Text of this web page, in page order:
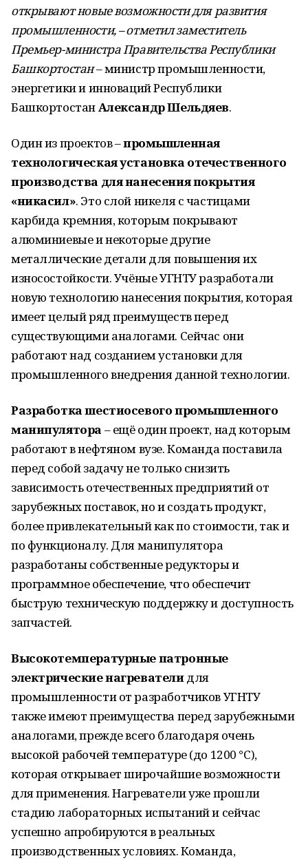
открывают новые возможности для развития
промышленности, – отметил заместитель
Премьер-министра Правительства Республики
Башкортостан– министр промышленности,
энергетики и инноваций Республики
БашкортостанАлександр Шельдяев.
Один из проектов –промышленная
технологическая установка отечественного
производства для нанесения покрытия
«никасил». Это слой никеля с частицами
карбида кремния, которым покрывают
алюминиевые и некоторые другие
металлические детали для повышения их
износостойкости. Учёные УГНТУ разработали
новую технологию нанесения покрытия, которая
имеет целый ряд преимуществ перед
существующими аналогами. Сейчас они
работают над созданием установки для
промышленного внедрения данной технологии.
Разработка шестиосевого промышленного
манипулятора – ещё один проект, над которым
работают в нефтяном вузе. Команда поставила
перед собой задачу не только снизить
зависимость отечественных предприятий от
зарубежных поставок, но и создать продукт,
более привлекательный как по стоимости, так и
по функционалу. Для манипулятора
разработаны собственные редукторы и
программное обеспечение, что обеспечит
быструю техническую поддержку и доступность
запчастей.
Высокотемпературные патронные
электрические нагревателидля
промышленности от разработчиков УГНТУ
также имеют преимущества перед зарубежными
аналогами, прежде всего благодаря очень
высокой рабочей температуре (до 1200 °С),
которая открывает широчайшие возможности
для применения. Нагреватели уже прошли
стадию лабораторных испытаний и сейчас
успешно апробируются в реальных
производственных условиях. Команда,